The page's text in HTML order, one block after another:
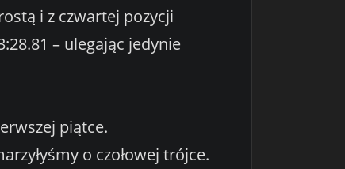
i z czwartej pozycji
– ulegając jedynie
piątce.
o czołowej trójce.